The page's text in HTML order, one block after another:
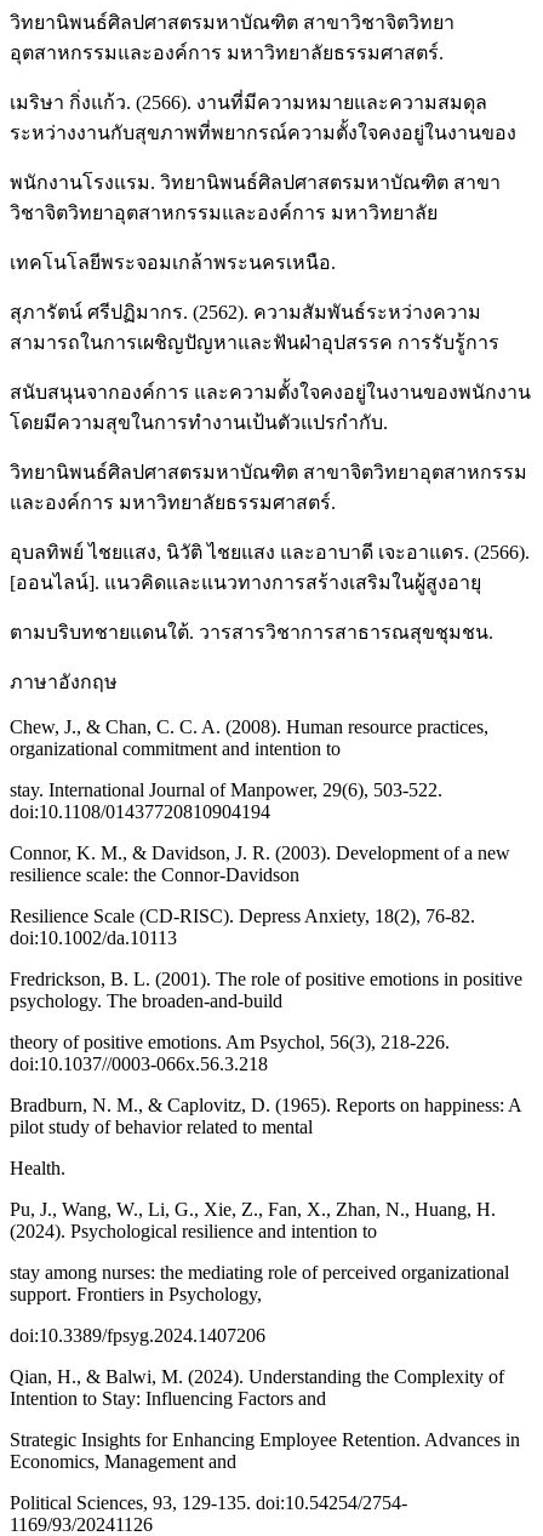
วิทยานิพนธ์ศิลปศาสตรมหาบัณฑิต สาขาวิชาจิตวิทยา
อุตสาหกรรมและองค์การ มหาวิทยาลัยธรรมศาสตร์.
เมริษา กิ่งแก้ว. (2566). งานที่มีความหมายและความสมดุล
ระหว่างงานกับสุขภาพที่พยากรณ์ความตั้งใจคงอยู่ในงานของ
พนักงานโรงแรม. วิทยานิพนธ์ศิลปศาสตรมหาบัณฑิต สาขา
วิชาจิตวิทยาอุตสาหกรรมและองค์การ มหาวิทยาลัย
เทคโนโลยีพระจอมเกล้าพระนครเหนือ.
สุภารัตน์ ศรีปฏิมากร. (2562). ความสัมพันธ์ระหว่างความ
สามารถในการเผชิญปัญหาและฟันฝ่าอุปสรรค การรับรู้การ
สนับสนุนจากองค์การ และความตั้งใจคงอยู่ในงานของพนักงาน
โดยมีความสุขในการทำงานเป้นตัวแปรกำกับ.
วิทยานิพนธ์ศิลปศาสตรมหาบัณฑิต สาขาจิตวิทยาอุตสาหกรรม
และองค์การ มหาวิทยาลัยธรรมศาสตร์.
อุบลทิพย์ ไชยแสง, นิวัติ ไชยแสง และอาบาดี เจะอาแดร. (2566).
[ออนไลน์]. แนวคิดและแนวทางการสร้างเสริมในผู้สูงอายุ
ตามบริบทชายแดนใต้. วารสารวิชาการสาธารณสุขชุมชน.
ภาษาอังกฤษ
Chew, J., & Chan, C. C. A. (2008). Human resource practices,
organizational commitment and intention to
stay. International Journal of Manpower, 29(6), 503-522.
doi:10.1108/01437720810904194
Connor, K. M., & Davidson, J. R. (2003). Development of a new
resilience scale: the Connor-Davidson
Resilience Scale (CD-RISC). Depress Anxiety, 18(2), 76-82.
doi:10.1002/da.10113
Fredrickson, B. L. (2001). The role of positive emotions in positive
psychology. The broaden-and-build
theory of positive emotions. Am Psychol, 56(3), 218-226.
doi:10.1037//0003-066x.56.3.218
Bradburn, N. M., & Caplovitz, D. (1965). Reports on happiness: A
pilot study of behavior related to mental
Health.
Pu, J., Wang, W., Li, G., Xie, Z., Fan, X., Zhan, N., Huang, H.
(2024). Psychological resilience and intention to
stay among nurses: the mediating role of perceived organizational
support. Frontiers in Psychology,
doi:10.3389/fpsyg.2024.1407206
Qian, H., & Balwi, M. (2024). Understanding the Complexity of
Intention to Stay: Influencing Factors and
Strategic Insights for Enhancing Employee Retention. Advances in
Economics, Management and
Political Sciences, 93, 129-135. doi:10.54254/2754-
1169/93/20241126